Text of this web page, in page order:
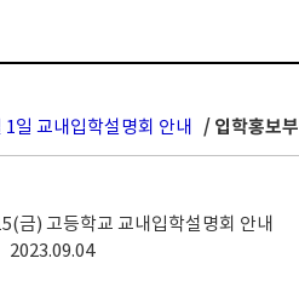
1일 교내입학설명회 안내 / 입학홍보부
금) 고등학교 교내입학설명회 안내
2023.09.04